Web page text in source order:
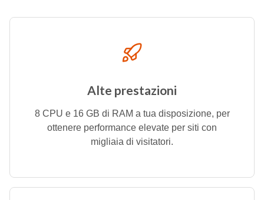
Alte prestazioni
8 CPU e 16 GB di RAM a tua disposizione, per
ottenere performance elevate per siti con
migliaia di visitatori.